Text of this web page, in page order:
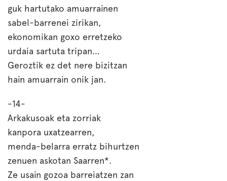
guk hartutako amuarrainen
sabel-barrenei zirikan,
ekonomikan goxo erretzeko
urdaia sartuta tripan…
Geroztik ez det nere bizitzan
hain amuarrain onik jan.
-14-
Arkakusoak eta zorriak
kanpora uxatzearren,
menda-belarra erratz bihurtzen
zenuen askotan Saarren*.
Ze usain gozoa barreiatzen zan